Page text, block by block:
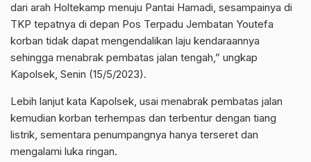
dari arah Holtekamp menuju Pantai Hamadi, sesampainya di
TKP tepatnya di depan Pos Terpadu Jembatan Youtefa
korban tidak dapat mengendalikan laju kendaraannya
sehingga menabrak pembatas jalan tengah,” ungkap
Kapolsek, Senin (15/5/2023).
Lebih lanjut kata Kapolsek, usai menabrak pembatas jalan
kemudian korban terhempas dan terbentur dengan tiang
listrik, sementara penumpangnya hanya terseret dan
mengalami luka ringan.